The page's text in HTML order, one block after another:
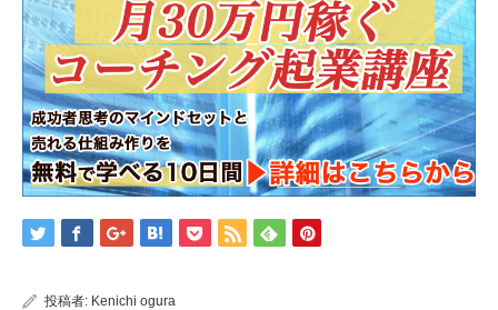
投稿者: Kenichi ogura